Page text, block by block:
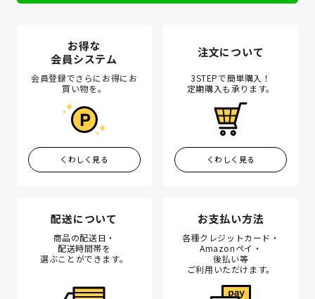
お得な
会員システム
会員登録でさらにお得にお
買い物を。
くわしく見る
注文について
3STEPで簡単購入！
定期購入も承ります。
くわしく見る
配送について
商品の配送日・
配送時間帯を
選ぶことができます。
お支払い方法
各種クレジットカード・
Amazonペイ・
後払い等
ご利用いただけます。